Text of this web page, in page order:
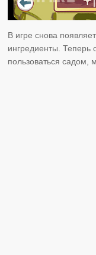
В игре снова
ингредиенты. Теперь
пользоваться садом,